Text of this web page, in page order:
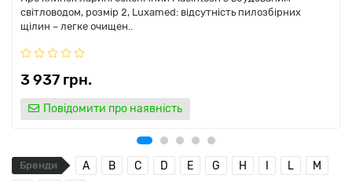
світловодом, розмір 2, Luxamed: відсутність пилозбірних
щілин – легке очищен..
3 937 грн.
Повідомити про наявність
Бренди A B C D E G H I L
M